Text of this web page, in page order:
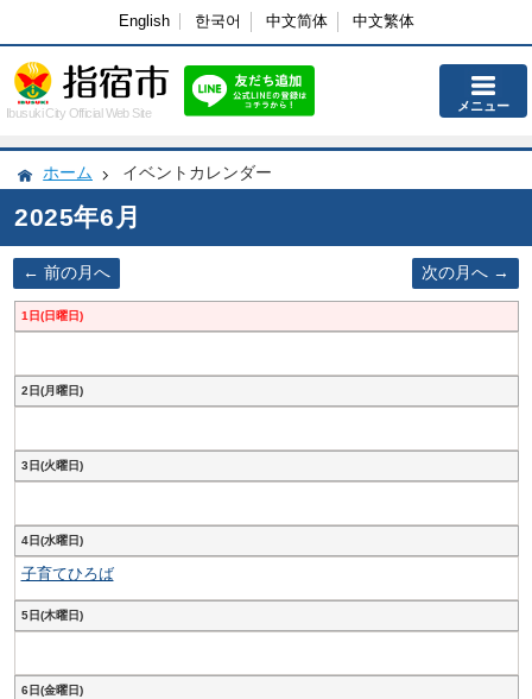
English 한국어 中文简体 中文繁体
Ibusuki City Official Web Site メニュー
ホーム イベントカレンダー
2025年6月
前の月へ 次の月へ
1日(日曜日)
2日(月曜日)
3日(火曜日)
4日(水曜日)
子育てひろば
5日(木曜日)
6日(金曜日)